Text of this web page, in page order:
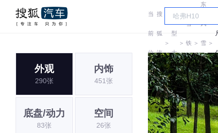
当
前
位
置:
搜
狐
汽
车
＞
车
型
大
全
＞
雪
铁
龙
＞
东
风
雪
铁
龙
＞
外观
290张
内饰
451张
底盘/动力
83张
空间
26张